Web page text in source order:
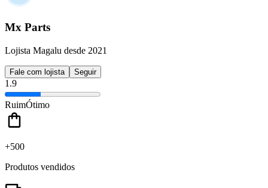
Mx Parts
Lojista Magalu desde 2021
Fale com lojista Seguir
1.9
RuimÓtimo
+500
Produtos vendidos